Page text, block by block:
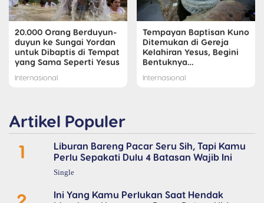
20.000 Orang Berduyun-
duyun ke Sungai Yordan
untuk Dibaptis di Tempat
yang Sama Seperti Yesus
Internasional
Tempayan Baptisan Kuno
Ditemukan di Gereja
Kelahiran Yesus, Begini
Bentuknya…
Internasional
Artikel Populer
1
Liburan Bareng Pacar Seru Sih, Tapi Kamu
Perlu Sepakati Dulu 4 Batasan Wajib Ini
Single
Ini Yang Kamu Perlukan Saat Hendak